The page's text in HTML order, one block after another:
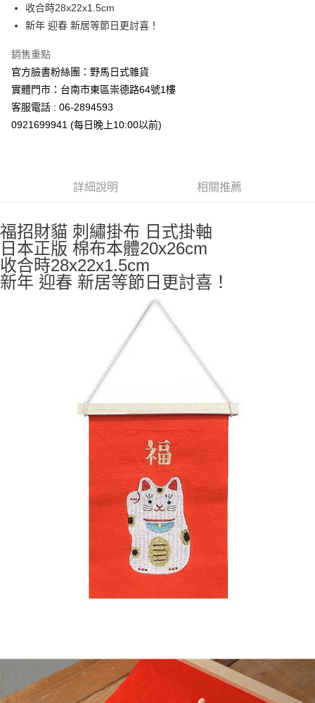
國泰世華商業銀行
臺灣中小企業銀行
聯邦商業銀行
元大商業銀行
台新國際商業銀行
中國信託商業銀行
台灣樂天信用卡公司
Apple Pay
悠遊付
Google Pay
ATM付款
付款後全家取貨
每筆NT$65，滿NT$999(含以上)免運費
7-11取貨付款
每筆NT$65，滿NT$999(含以上)免運費
每筆NT$65，滿NT$999(含以上)免運費
每筆NT$100，滿NT$999(含以上)免運費
收合時28x22x1.5cm
新年 迎春 新居等節日更討喜！
銷售重點
官方臉書粉絲團：野馬日式雜貨
實體門市：台南市東區崇德路64號1樓
客服電話 : 06-2894593
0921699941 (每日晚上10:00以前)
詳細說明 相關推薦
福招財貓 刺繡掛布 日式掛軸
日本正版 棉布本體20x26cm
收合時28x22x1.5cm
新年 迎春 新居等節日更討喜！